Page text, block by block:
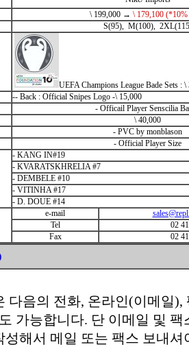
\199,000 → \ 179,100
S(95), M(100),
UEFA Champions League Bade Sets : \
-- Back : Official Snipes Logo -\15,000
- Officail Player Senscilia
\40,000
- PVC by monblason
- Official Player Size
- KANG IN#19
- KVARATSKHRELIA #7
- DEMBELE #10
- VITINHA #17
- D. DOUE #14
e-mail
Tel
02
Fax
02
다음의 전화, 온라인(이메일),
가능합니다. 단 이메일 및 팩
성해서 메일 또는 팩스 보내셔